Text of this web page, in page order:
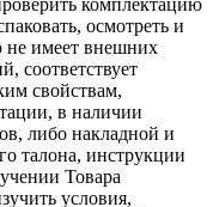
осмотреть и
не имеет внешних
соответствует
свойствам,
в наличии
либо накладной и
талона, инструкции
Товара
условия,